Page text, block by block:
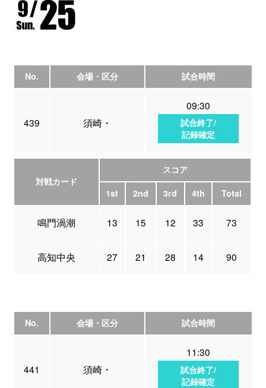
No. 会場・区分 試合時間
439 須崎・
09:30
試合終了/
記録確定
対戦カード
スコア
1st
2nd 3rd 4th Total
鳴門渦潮 13 15 12 33 73
高知中央 27 21 28 14 90
No. 会場・区分 試合時間
441 須崎・
11:30
試合終了/
記録確定